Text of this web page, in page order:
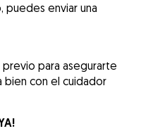
enviar una
para asegurarte
con el cuidador